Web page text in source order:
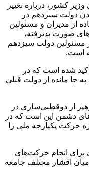
کشور، درباره تغییر
دولت سیزدهم در
از مدیران و مسئولین
صورت پذیرفته،
مسئولین دولت سیزدهم
است.
شده است که در
جا مانده از دولت قبلی
از دوقطبی‌سازی در
دشمن این است که در
حرکت یکپارچه ملی را
برای انجام حرکت‌های
اقشار مختلف جامعه